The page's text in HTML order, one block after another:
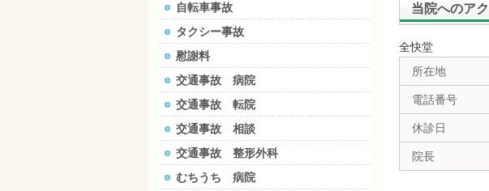
当院へのア
全快堂
所在地
電話番号
休診日
院長
自転車事故
タクシー事故
慰謝料
交通事故 病院
交通事故 転院
交通事故 相談
交通事故 整形外科
むちうち 病院